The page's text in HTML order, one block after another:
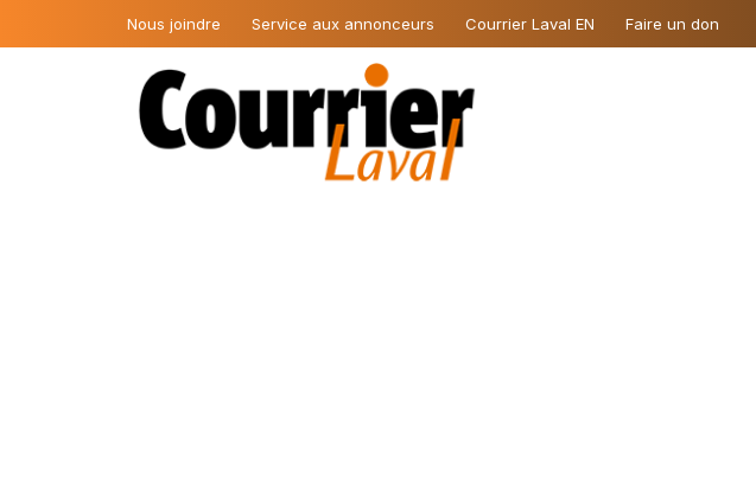
Nous joindre Service aux annonceurs Courrier Laval EN Faire un don